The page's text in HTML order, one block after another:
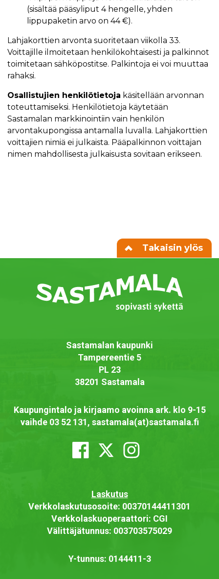
(sisältää pääsyliput 4 hengelle, yhden
lippupaketin arvo on 44 €).
Lahjakorttien arvonta suoritetaan viikolla 33.
Voittajille ilmoitetaan henkilökohtaisesti ja palkinnot
toimitetaan sähköpostitse. Palkintoja ei voi muuttaa
rahaksi.
Osallistujien henkilötietoja käsitellään arvonnan
toteuttamiseksi. Henkilötietoja käytetään
Sastamalan markkinointiin vain henkilön
arvontakupongissa antamalla luvalla. Lahjakorttien
voittajien nimiä ei julkaista. Pääpalkinnon voittajan
nimen mahdollisesta julkaisusta sovitaan erikseen.
Takaisin ylös
Sastamalan kaupunki
Tampereentie 5
PL 23
38201 Sastamala
Kaupungintalo ja kirjaamo avoinna ark. klo 9-15
vaihde 03 52 131, sastamala(at)sastamala.fi
Laskutus
Verkkolaskutusosoite: 00370144411301
Verkkolaskuoperaattori: CGI
Välittäjätunnus: 003703575029
Y-tunnus: 0144411-3